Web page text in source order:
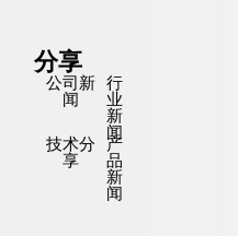
分享
公司新
闻
行
业
新
闻
技术分
享
产
品
新
闻